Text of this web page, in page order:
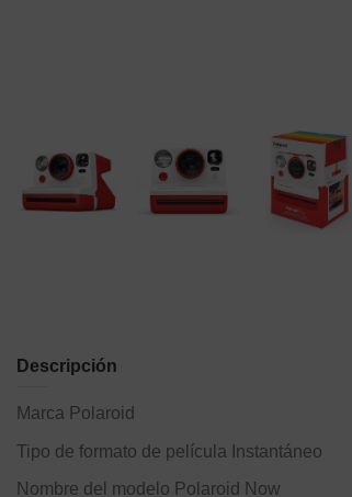
Descripción
Marca Polaroid
Tipo de formato de película Instantáneo
Nombre del modelo Polaroid Now